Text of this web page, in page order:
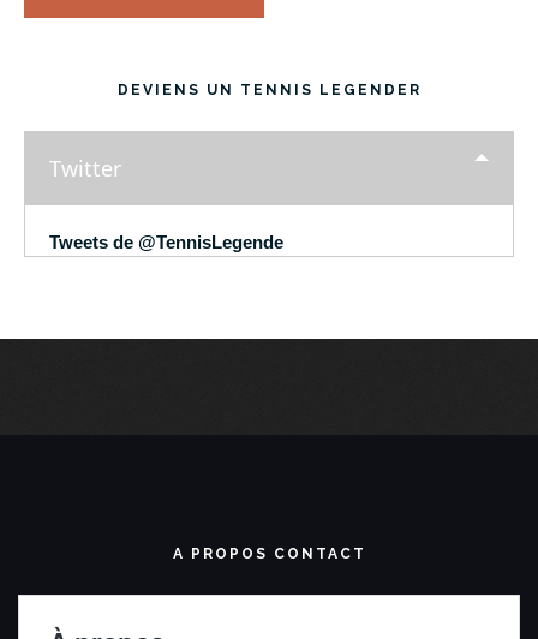
DEVIENS UN TENNIS LEGENDER
Twitter
Tweets de @TennisLegende
A PROPOS CONTACT